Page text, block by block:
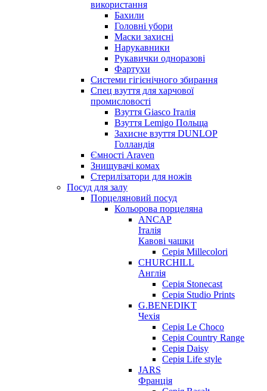
використання
Бахили
Головні убори
Маски захисні
Нарукавники
Рукавички одноразові
Фартухи
Системи гігієнічного збирання
Спец взуття для харчової
промисловості
Взуття Giasco Італія
Взуття Lemigo Польща
Захисне взуття DUNLOP
Голландія
Ємності Araven
Знищувачі комах
Стерилізатори для ножів
Посуд для залу
Порцеляновий посуд
Кольорова порцеляна
ANCAP
Італія
Кавові чашки
Серія Millecolori
CHURCHILL
Англія
Серія Stonecast
Серія Studio Prints
G.BENEDIKT
Чехія
Cерія Le Choco
Серія Country Range
Серія Daisy
Серія Life style
JARS
Франція